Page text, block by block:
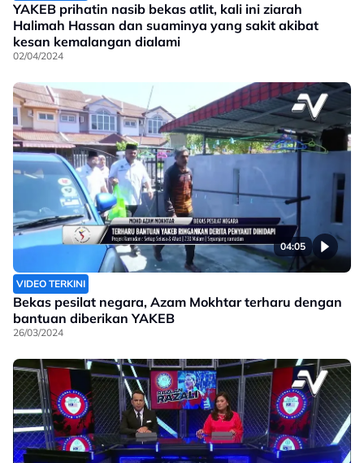
YAKEB prihatin nasib bekas atlit, kali ini ziarah
Halimah Hassan dan suaminya yang sakit akibat
kesan kemalangan dialami
02/04/2024
04:05
VIDEO TERKINI
Bekas pesilat negara, Azam Mokhtar terharu dengan
bantuan diberikan YAKEB
26/03/2024